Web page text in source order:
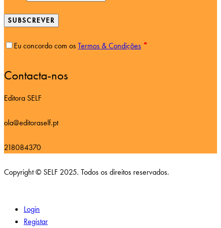
SUBSCREVER
Eu concordo com osTermos & Condições *
Contacta-nos
Editora SELF
ola@editoraself.pt
218084370
Copyright © SELF 2025. Todos os direitos reservados.
Login
Registar